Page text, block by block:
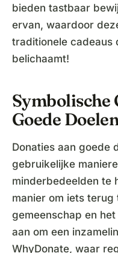
bieden tastbaar
ervan, waardoor
traditionele cadeaus
belichaamt!
Symbolische
Goede
Donaties aan goede
gebruikelijke
minderbedeelden te
manier om iets terug
gemeenschap en
aan om een
WhyDonate, waar